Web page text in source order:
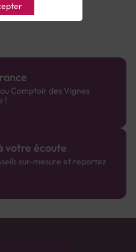
Comptoir des Vignes
!
votre écoute
sur-mesure et repartez